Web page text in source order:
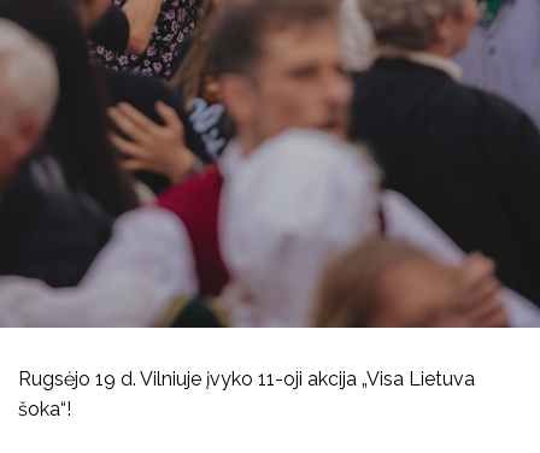
Koncertai
Kalendorinės šventės
Kūrybiniai rinkiniai
Kita
Rugsėjo 19 d. Vilniuje įvyko 11-oji akcija „Visa Lietuva
šoka“!